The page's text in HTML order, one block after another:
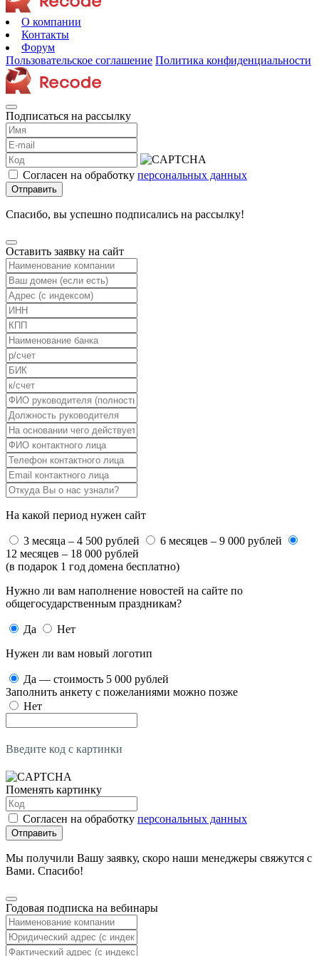
О компании
Контакты
Форум
Пользовательское соглашение Политика конфиденциальности
Подписаться на рассылку
Согласен на обработку персональных данных
Отправить
Спасибо, вы успешно подписались на рассылку!
Оставить заявку на сайт
На какой период нужен сайт
3 месяца – 4 500 рублей
6 месяцев – 9 000 рублей
12 месяцев – 18 000 рублей
(в подарок 1 год домена бесплатно)
Нужно ли вам наполнение новостей на сайте по
общегосударственным праздникам?
Да
Нет
Нужен ли вам новый логотип
Да — стоимость 5 000 рублей
Заполнить анкету с пожеланиями можно позже
Нет
Введите код с картинки
Поменять картинку
Согласен на обработку персональных данных
Отправить
Мы получили Вашу заявку, скоро наши менеджеры свяжутся с
Вами. Спасибо!
Годовая подписка на вебинары